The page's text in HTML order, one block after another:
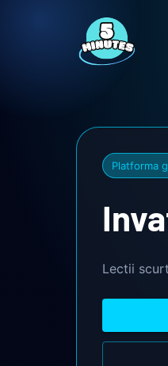
Platforma
Lectii